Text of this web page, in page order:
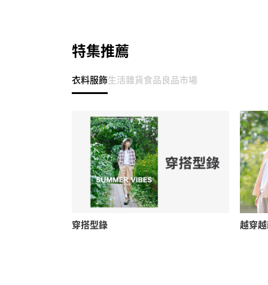
特集推薦
衣料服飾生活雜貨食品良品市場
穿搭型錄 越穿